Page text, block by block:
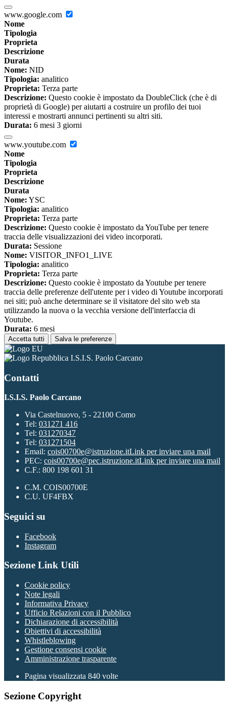
www.google.com
Nome
Tipologia
Proprieta
Descrizione
Durata
Nome: NID
Tipologia: analitico
Proprieta: Terza parte
Descrizione: Questo cookie è impostato da DoubleClick (che è di
proprietà di Google) per aiutarti a costruire un profilo dei tuoi
interessi e mostrarti annunci pertinenti su altri siti.
Durata: 6 mesi 3 giorni
www.youtube.com
Nome
Tipologia
Proprieta
Descrizione
Durata
Nome: YSC
Tipologia: analitico
Proprieta: Terza parte
Descrizione: Questo cookie è impostato da YouTube per tenere
traccia delle visualizzazioni dei video incorporati.
Durata: Sessione
Nome: VISITOR_INFO1_LIVE
Tipologia: analitico
Proprieta: Terza parte
Descrizione: Questo cookie è impostato da Youtube per tenere
traccia delle preferenze dell'utente per i video di Youtube incorporati
nei siti; può anche determinare se il visitatore del sito web sta
utilizzando la nuova o la vecchia versione dell'interfaccia di
Youtube.
Durata: 6 mesi
Accetta tutti Salva le preferenze
I.S.I.S. Paolo Carcano
Contatti
I.S.I.S. Paolo Carcano
Via Castelnuovo, 5 - 22100 Como
Tel: 031271 416
Tel: 031270347
Tel: 031271504
Email: cois00700e@istruzione.itLink per inviare una mail
PEC: cois00700e@pec.istruzione.itLink per inviare una mail
C.F.: 800 198 601 31
C.M. COIS00700E
C.U. UF4FBX
Seguici su
Facebook
Instagram
Sezione Link Utili
Cookie policy
Note legali
Informativa Privacy
Ufficio Relazioni con il Pubblico
Dichiarazione di accessibilità
Obiettivi di accessibilità
Whistleblowing
Gestione consensi cookie
Amministrazione trasparente
Pagina visualizzata 840 volte
Sezione Copyright